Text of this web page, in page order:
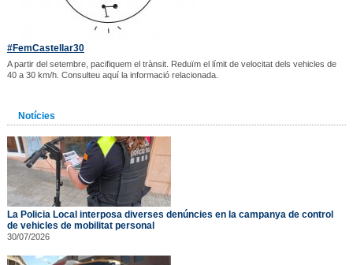
#FemCastellar30
A partir del setembre, pacifiquem el trànsit. Reduïm el límit de velocitat dels vehicles de
40 a 30 km/h. Consulteu aquí la informació relacionada.
Notícies
La Policia Local interposa diverses denúncies en la campanya de control
de vehicles de mobilitat personal
30/07/2026